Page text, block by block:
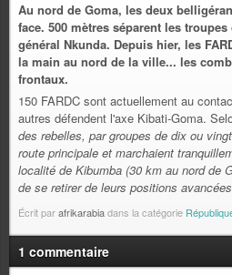
Au nord de Goma, les deux
face. 500 mètres séparent les
général Nkunda. Depuis hier, les
la main au nord de la ville... les
frontaux.
150 FARDC sont actuellement au
autres défendent l'axe Kibati-Goma.
des rebelles, par groupes de dix ou
route principale et marchaient
localité de Kibumba (30 km au nord de
de se retirer de leurs positions
Écrit parafrikarabiadans la catégorie
1 commentaire